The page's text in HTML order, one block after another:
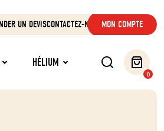
UN DEVISCONTACTEZ-NOUS MON COMPTE
HÉLIUM
0